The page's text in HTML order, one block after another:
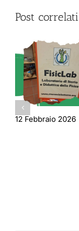
Post correlati
12 Febbraio 2026